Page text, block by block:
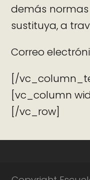
demás
sustituya, a
Correo
[/
[vc_column
[/vc_row]